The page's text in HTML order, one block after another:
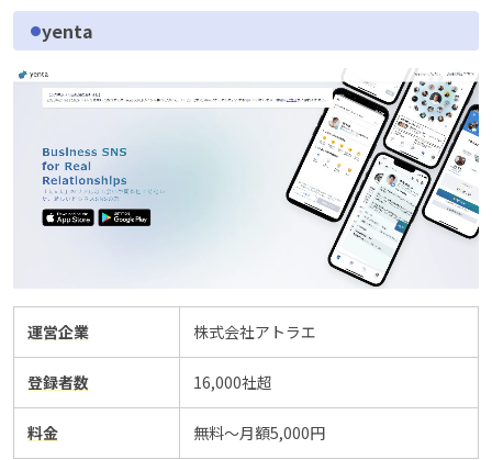
yenta
運営企業 株式会社アトラエ
登録者数 16,000社超
料金 無料～月額5,000円